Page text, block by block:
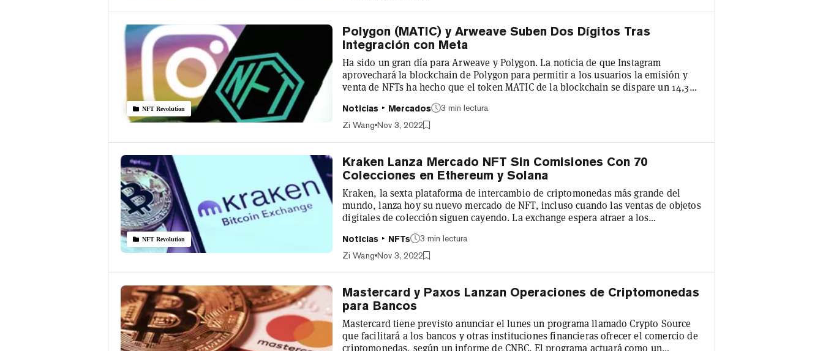
NFT Revolution
Polygon (MATIC) y Arweave Suben Dos Dígitos Tras
Integración con Meta
Ha sido un gran día para Arweave y Polygon. La noticia de que Instagram
aprovechará la blockchain de Polygon para permitir a los usuarios la emisión y
venta de NFTs ha hecho que el token MATIC de la blockchain se dispare un 14,3%
de redes sociales en medio de una intensa competencia con TikTok y YouTube de
Alphabet. El token AR del protocolo de almacenamiento de datos descentralizado
Noticias Mercados
3 min lectura
Zi Wang Nov 3, 2022
NFT Revolution
Kraken Lanza Mercado NFT Sin Comisiones Con 70
Colecciones en Ethereum y Solana
Kraken, la sexta plataforma de intercambio de criptomonedas más grande del
mundo, lanza hoy su nuevo mercado de NFT, incluso cuando las ventas de objetos
digitales de colección siguen cayendo. La exchange espera atraer a los
gas, un dulce incentivo probablemente dirigido a los compradores conscientes de
los costes en medio de una inflación mundial récord, que, junto con la inclinación
Noticias NFTs
3 min lectura
Zi Wang Nov 3, 2022
Mastercard y Paxos Lanzan Operaciones de Criptomonedas
para Bancos
Mastercard tiene previsto anunciar el lunes un programa llamado Crypto Source
que facilitará a los bancos y otras instituciones financieras ofrecer el comercio de
criptomonedas, según un informe de CNBC. El programa actuará como un